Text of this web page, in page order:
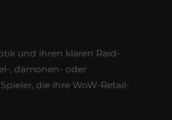
und ihren klaren Raid-
, dämonen- oder
die ihre WoW-Retail-